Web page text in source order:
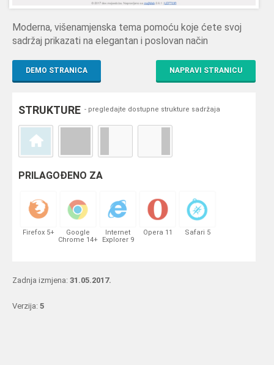
Moderna, višenamjenska tema pomoću koje ćete svoj
sadržaj prikazati na elegantan i poslovan način
DEMO STRANICA NAPRAVI STRANICU
STRUKTURE - pregledajte dostupne strukture sadržaja
PRILAGOĐENO ZA
Firefox 5+
Google
Chrome 14+
Internet
Explorer 9
Opera 11 Safari 5
Zadnja izmjena: 31.05.2017.
Verzija: 5